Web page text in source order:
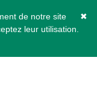
✖
de notre site
leur utilisation.